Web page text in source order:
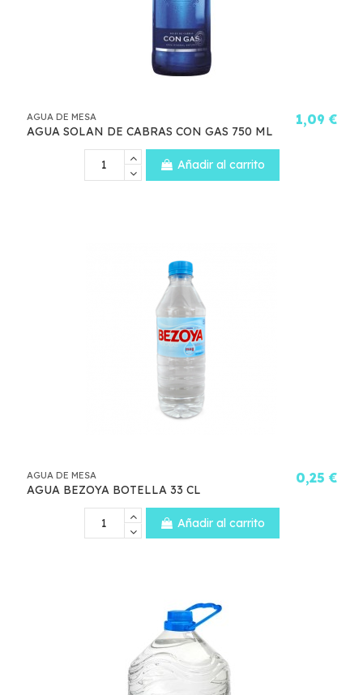
AGUA DE MESA
AGUA SOLAN DE CABRAS CON GAS 750 ML
1,09 €
Añadir al carrito
AGUA DE MESA
AGUA BEZOYA BOTELLA 33 CL
0,25 €
Añadir al carrito